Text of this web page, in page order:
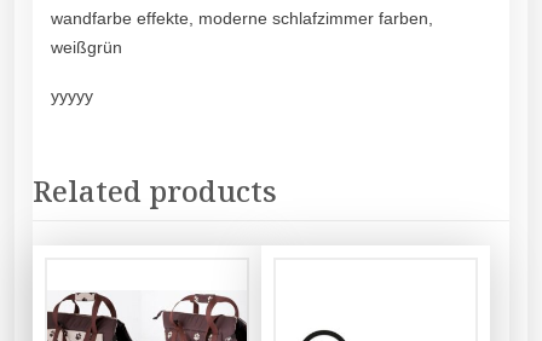
wandfarbe effekte, moderne schlafzimmer farben,
weißgrün
yyyyy
Related products